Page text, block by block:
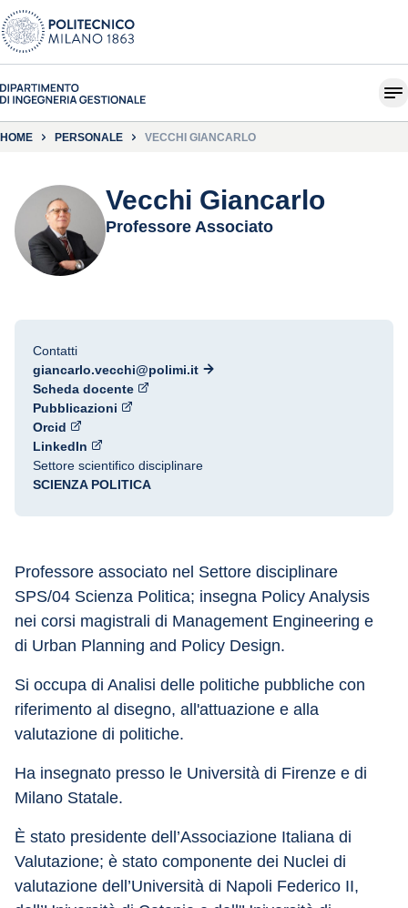
HOME PERSONALE VECCHI GIANCARLO
Vecchi Giancarlo
Professore Associato
Contatti
giancarlo.vecchi@polimi.it
Scheda docente
Pubblicazioni
Orcid
LinkedIn
Settore scientifico disciplinare
SCIENZA POLITICA
Professore associato nel Settore disciplinare
SPS/04 Scienza Politica; insegna Policy Analysis
nei corsi magistrali di Management Engineering e
di Urban Planning and Policy Design.
Si occupa di Analisi delle politiche pubbliche con
riferimento al disegno, all'attuazione e alla
valutazione di politiche.
Ha insegnato presso le Università di Firenze e di
Milano Statale.
È stato presidente dell’Associazione Italiana di
Valutazione; è stato componente dei Nuclei di
valutazione dell’Università di Napoli Federico II,